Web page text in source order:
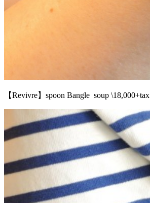
【Revivre】spoon Bangle soup \18,000+tax